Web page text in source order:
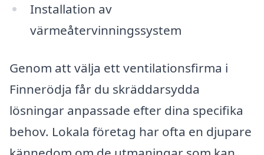
Installation av
värmeåtervinningssystem
Genom att välja ett ventilationsfirma i
Finnerödja får du skräddarsydda
lösningar anpassade efter dina specifika
behov. Lokala företag har ofta en djupare